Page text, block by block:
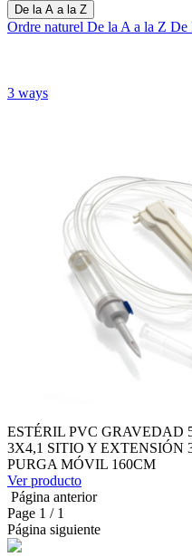
De la A a la Z
Ordre naturel De la A a la Z De
3 ways
ESTÉRIL PVC GRAVEDAD
3X4,1 SITIO Y EXTENSIÓN
PURGA MÓVIL 160CM
Ver producto
Página anterior
Page 1 / 1
Página siguiente